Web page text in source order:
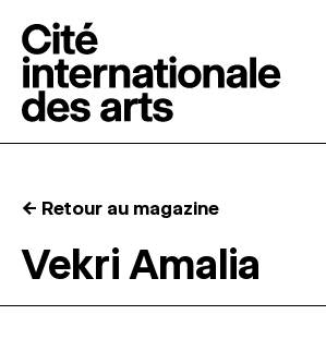
RÉSIDENCES ↓
← Retour au magazine
Vekri Amalia